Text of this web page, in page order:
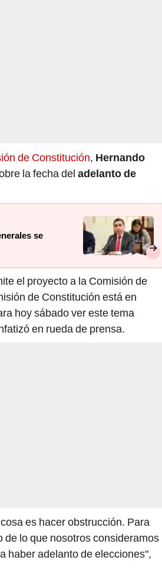
de Constitución, Hernando
la fecha del adelanto de
se
el proyecto a la Comisión de
de Constitución está en
hoy sábado ver este tema
en rueda de prensa.
es hacer obstrucción. Para
de lo que nosotros consideramos
haber adelanto de elecciones",